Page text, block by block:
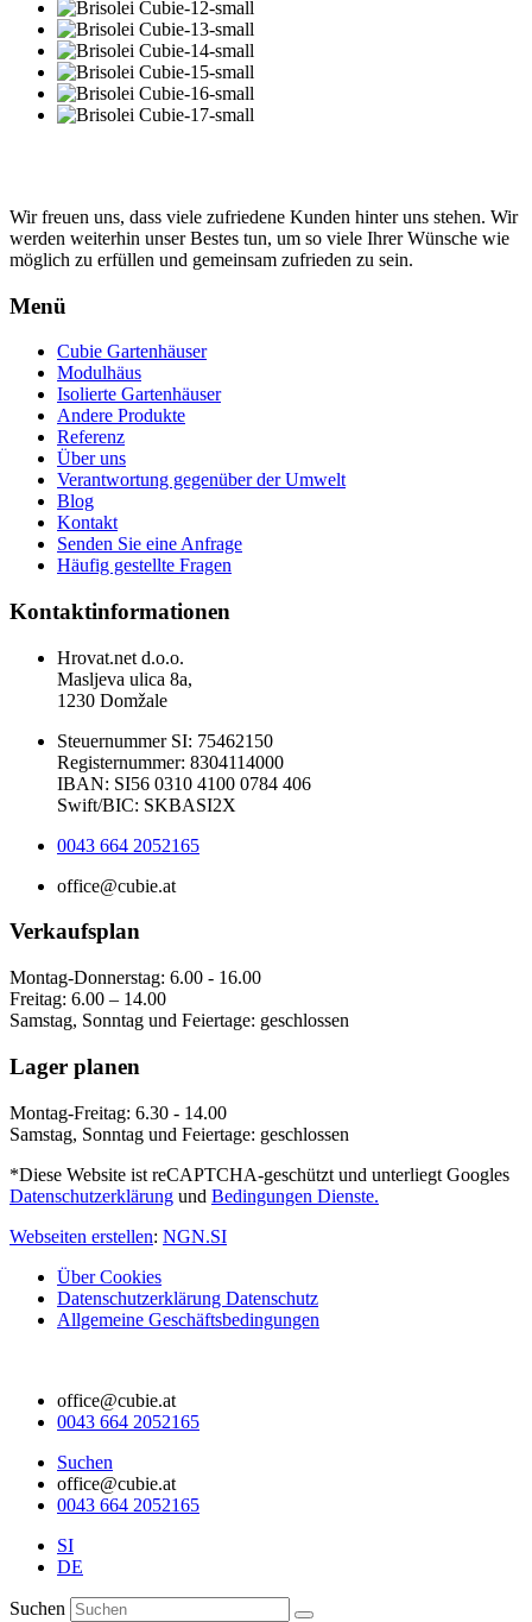
Wir freuen uns, dass viele zufriedene Kunden hinter uns stehen. Wir
werden weiterhin unser Bestes tun, um so viele Ihrer Wünsche wie
möglich zu erfüllen und gemeinsam zufrieden zu sein.
Menü
Cubie Gartenhäuser
Modulhäus
Isolierte Gartenhäuser
Andere Produkte
Referenz
Über uns
Verantwortung gegenüber der Umwelt
Blog
Kontakt
Senden Sie eine Anfrage
Häufig gestellte Fragen
Kontaktinformationen
Hrovat.net d.o.o.
Masljeva ulica 8a,
1230 Domžale
Steuernummer SI: 75462150
Registernummer: 8304114000
IBAN: SI56 0310 4100 0784 406
Swift/BIC: SKBASI2X
0043 664 2052165
office@cubie.at
Verkaufsplan
Montag-Donnerstag: 6.00 - 16.00
Freitag: 6.00 – 14.00
Samstag, Sonntag und Feiertage: geschlossen
Lager planen
Montag-Freitag: 6.30 - 14.00
Samstag, Sonntag und Feiertage: geschlossen
*Diese Website ist reCAPTCHA-geschützt und unterliegt Googles
Datenschutzerklärung und Bedingungen Dienste.
Webseiten erstellen: NGN.SI
Über Cookies
Datenschutzerklärung Datenschutz
Allgemeine Geschäftsbedingungen
office@cubie.at
0043 664 2052165
Suchen
office@cubie.at
0043 664 2052165
SI
DE
Suchen